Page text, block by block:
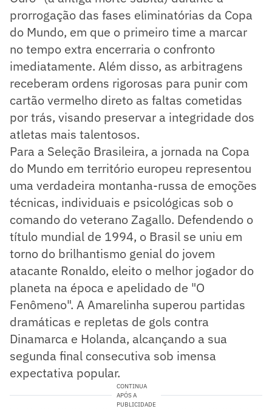
prorrogação das fases eliminatórias da Copa
do Mundo, em que o primeiro time a marcar
no tempo extra encerraria o confronto
imediatamente. Além disso, as arbitragens
receberam ordens rigorosas para punir com
cartão vermelho direto as faltas cometidas
por trás, visando preservar a integridade dos
atletas mais talentosos.
Para a Seleção Brasileira, a jornada na Copa
do Mundo em território europeu representou
uma verdadeira montanha-russa de emoções
técnicas, individuais e psicológicas sob o
comando do veterano Zagallo. Defendendo o
título mundial de 1994, o Brasil se uniu em
torno do brilhantismo genial do jovem
atacante Ronaldo, eleito o melhor jogador do
planeta na época e apelidado de "O
Fenômeno". A Amarelinha superou partidas
dramáticas e repletas de gols contra
Dinamarca e Holanda, alcançando a sua
segunda final consecutiva sob imensa
expectativa popular.
CONTINUA
APÓS A
PUBLICIDADE